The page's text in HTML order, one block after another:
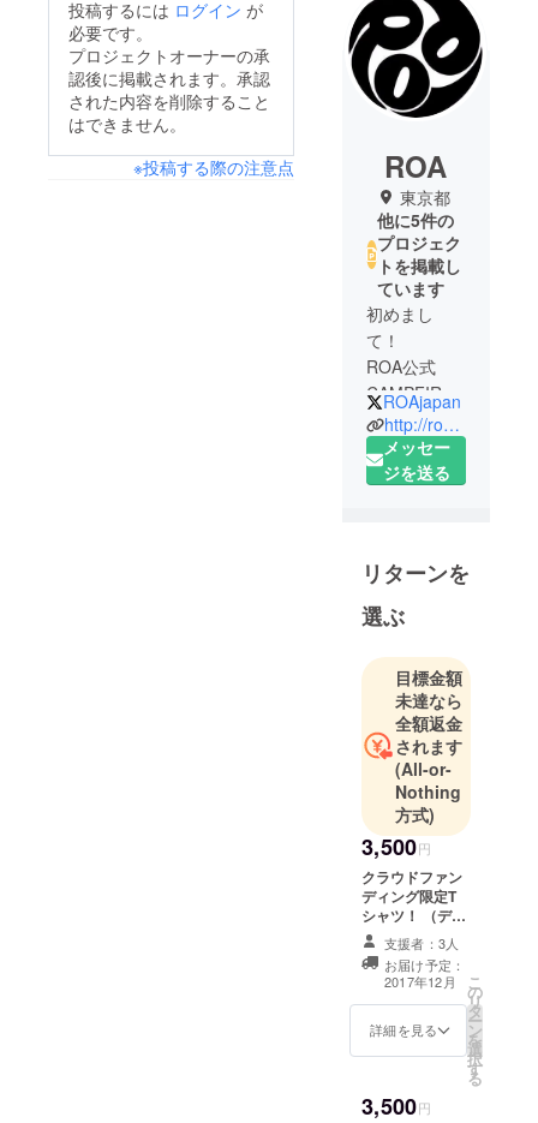
投稿するには ログイン が
必要です。
プロジェクトオーナーの承
認後に掲載されます。承認
された内容を削除すること
はできません。
※投稿する際の注意点
ROA
東京都
他に5件の
プロジェク
トを掲載し
ています
初めまし
て！
ROA公式
CAMPFIRE
ページで
す！
ROAjapan
http://roa81.com/
メッセー
ジを送る
リターンを
選ぶ
目標金額
未達なら
全額返金
されます
(All-or-
Nothing
方式)
3,500円
クラウドファン
ディング限定T
シャツ！ （デザ
イン後日発
表！）支援者：3人
お届け予定：
2017年12月
詳細を見る
こ
の
リ
タ
ー
ン
を
選
択
す
る
3,500円